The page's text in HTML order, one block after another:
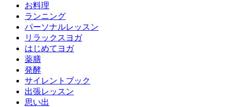
お料理
ランニング
パーソナルレッスン
リラックスヨガ
はじめてヨガ
薬膳
発酵
サイレントブック
出張レッスン
思い出